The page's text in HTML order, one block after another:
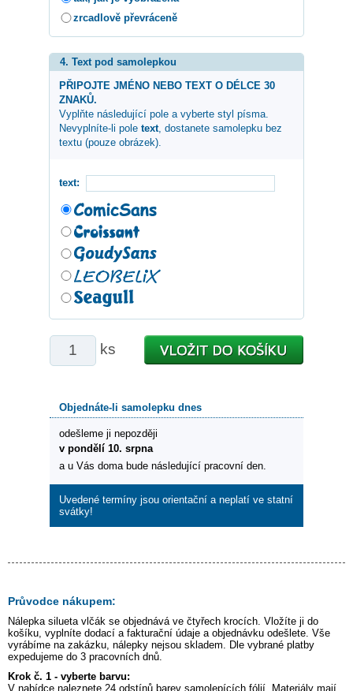
zrcadlově převráceně
4. Text pod samolepkou
PŘIPOJTE JMÉNO NEBO TEXT O DÉLCE 30
ZNAKŮ.
Vyplňte následující pole a vyberte styl písma.
Nevyplníte-li pole text, dostanete samolepku bez
textu (pouze obrázek).
text:
ks
Objednáte-li samolepku dnes
odešleme ji nepozději
v pondělí 10. srpna
a u Vás doma bude následující pracovní den.
Uvedené termíny jsou orientační a neplatí ve statní
svátky!
Průvodce nákupem:
Nálepka silueta vlčák se objednává ve čtyřech krocích. Vložíte ji do
košíku, vyplníte dodací a fakturační údaje a objednávku odešlete. Vše
vyrábíme na zakázku, nálepky nejsou skladem. Dle vybrané platby
expedujeme do 3 pracovních dnů.
Krok č. 1 - vyberte barvu:
V nabídce naleznete 24 odstínů barev samolepících fólií. Materiály mají